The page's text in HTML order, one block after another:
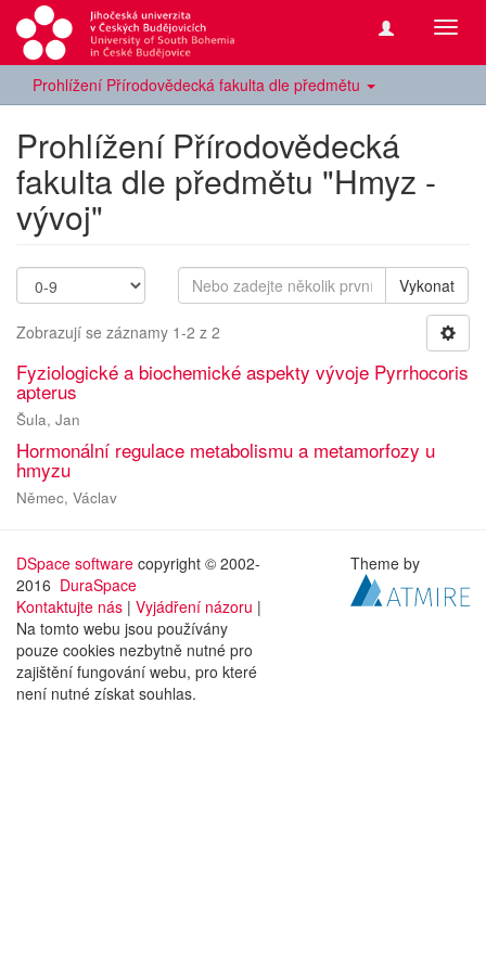
Prohlížení Přírodovědecká fakulta dle předmětu
Prohlížení Přírodovědecká
fakulta dle předmětu "Hmyz -
vývoj"
Vykonat
Zobrazují se záznamy 1-2 z 2
Fyziologické a biochemické aspekty vývoje Pyrrhocoris
apterus
Šula, Jan
Hormonální regulace metabolismu a metamorfozy u
hmyzu
Němec, Václav
DSpace software copyright © 2002-
2016 DuraSpace
Kontaktujte nás | Vyjádření názoru |
Na tomto webu jsou používány
pouze cookies nezbytně nutné pro
zajištění fungování webu, pro které
není nutné získat souhlas.
Theme by